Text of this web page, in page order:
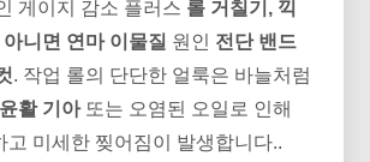
게이지 감소 플러스 롤 거칠기, 끽
니면 연마 이물질 원인 전단 밴드
. 작업 롤의 단단한 얼룩은 바늘처럼
윤활 기아또는 오염된 오일로 인해
고 미세한 찢어짐이 발생합니다..